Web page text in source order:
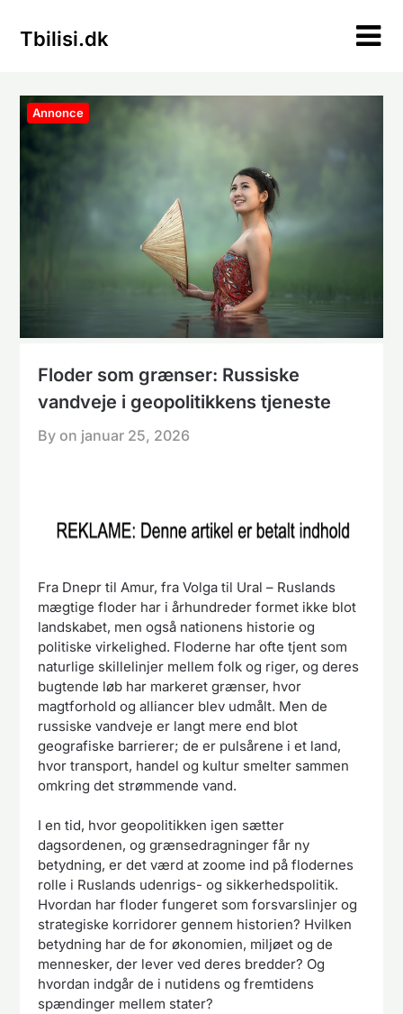
Tbilisi.dk
Annonce
Floder som grænser: Russiske
vandveje i geopolitikkens tjeneste
By on januar 25, 2026
Fra Dnepr til Amur, fra Volga til Ural – Ruslands
mægtige floder har i århundreder formet ikke blot
landskabet, men også nationens historie og
politiske virkelighed. Floderne har ofte tjent som
naturlige skillelinjer mellem folk og riger, og deres
bugtende løb har markeret grænser, hvor
magtforhold og alliancer blev udmålt. Men de
russiske vandveje er langt mere end blot
geografiske barrierer; de er pulsårene i et land,
hvor transport, handel og kultur smelter sammen
omkring det strømmende vand.
I en tid, hvor geopolitikken igen sætter
dagsordenen, og grænsedragninger får ny
betydning, er det værd at zoome ind på flodernes
rolle i Ruslands udenrigs- og sikkerhedspolitik.
Hvordan har floder fungeret som forsvarslinjer og
strategiske korridorer gennem historien? Hvilken
betydning har de for økonomien, miljøet og de
mennesker, der lever ved deres bredder? Og
hvordan indgår de i nutidens og fremtidens
spændinger mellem stater?